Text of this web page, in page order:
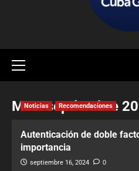
Mes:septiembre
Noticias Recomendaciones
Autenticación de doble
importancia
septiembre 16, 2024 0